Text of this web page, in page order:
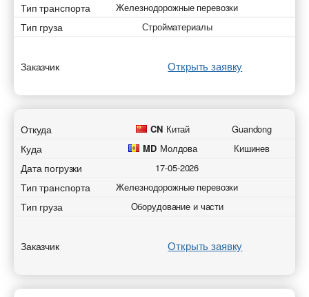
Тип транспорта Железнодорожные перевозки
Тип груза Стройматериалы
Заказчик Открыть заявку
Откуда CN Китай Guandong
Куда MD Молдова Кишинев
Дата погрузки 17-05-2026
Тип транспорта Железнодорожные перевозки
Тип груза Оборудование и части
Заказчик Открыть заявку